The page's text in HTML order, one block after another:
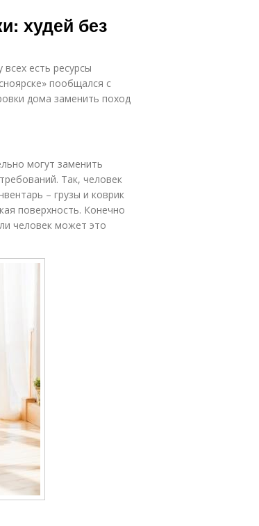
худей без
есть ресурсы
пообщался с
дома заменить поход
могут заменить
Так, человек
– грузы и коврик
поверхность. Конечно
человек может это